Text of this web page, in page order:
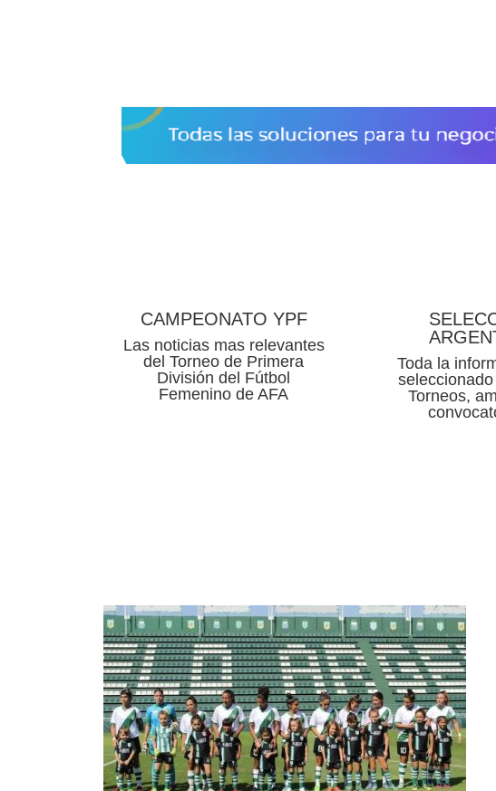
CAMPEONATO YPF
Las noticias mas relevantes
del Torneo de Primera
División del Fútbol
Femenino de AFA
Toda la
Torneos,